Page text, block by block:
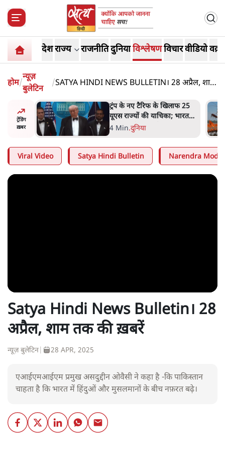
देशराज्य राजनीतिदुनियाविश्लेषणविचारवीडियो
होम/
न्यूज़
बुलेटिन
/SATYA HINDI NEWS BULLETIN। 28 अप्रैल, शाम
ट्रेंडिंग
ख़बर
एनसीपी
इंदिरा
हैं?
ट्रंप के नए टैरिफ के खिलाफ 25
यूएस राज्यों की याचिका; भारत
समेत 60 देश प्रभावित
4 Min.दुनिया
Viral Video Satya Hindi Bulletin Narendra Modi
Satya Hindi News Bulletin। 28
अप्रैल, शाम तक की ख़बरें
न्यूज़ बुलेटिन 28 APR, 2025
एआईएमआईएम प्रमुख असदुद्दीन ओवैसी ने कहा है -कि पाकिस्तान
चाहता है कि भारत में हिंदुओं और मुसलमानों के बीच नफ़रत बढ़े।